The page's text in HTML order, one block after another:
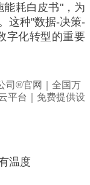
能耗白皮书"，为
这种"数据-决策-
字化转型的重要
温度